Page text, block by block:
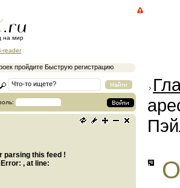
на мир
пройдите Быструю регистрацию
reader
parsing this feed !
Error: , at line: